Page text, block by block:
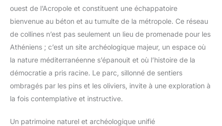
ouest de l’Acropole et constituent une échappatoire
bienvenue au béton et au tumulte de la métropole. Ce réseau
de collines n’est pas seulement un lieu de promenade pour les
Athéniens ; c’est un site archéologique majeur, un espace où
la nature méditerranéenne s’épanouit et où l’histoire de la
démocratie a pris racine. Le parc, sillonné de sentiers
ombragés par les pins et les oliviers, invite à une exploration à
la fois contemplative et instructive.
Un patrimoine naturel et archéologique unifié